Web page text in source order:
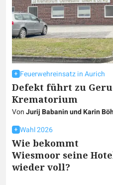
Feuerwehreinsatz in Aurich
Defekt führt zu
Krematorium
VonJurij Babanin und Karin
Wahl 2026
Wie bekommt
Wiesmoor seine
wieder voll?